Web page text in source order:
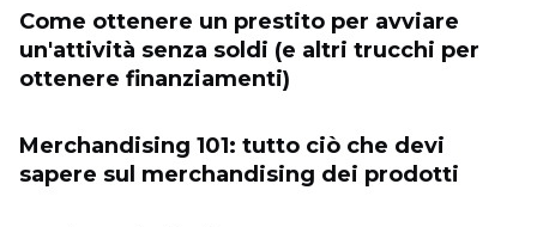
Come ottenere un prestito per avviare
un'attività senza soldi (e altri trucchi per
ottenere finanziamenti)
Merchandising 101: tutto ciò che devi
sapere sul merchandising dei prodotti